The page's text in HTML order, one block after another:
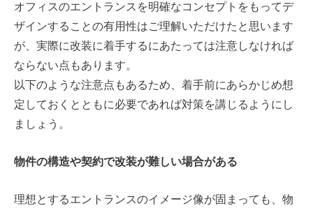
オフィスのエントランスを明確なコンセプトをもってデ
ザインすることの有用性はご理解いただけたと思います
が、実際に改装に着手するにあたっては注意しなければ
ならない点もあります。
以下のような注意点もあるため、着手前にあらかじめ想
定しておくとともに必要であれば対策を講じるようにし
ましょう。
物件の構造や契約で改装が難しい場合がある
理想とするエントランスのイメージ像が固まっても、物